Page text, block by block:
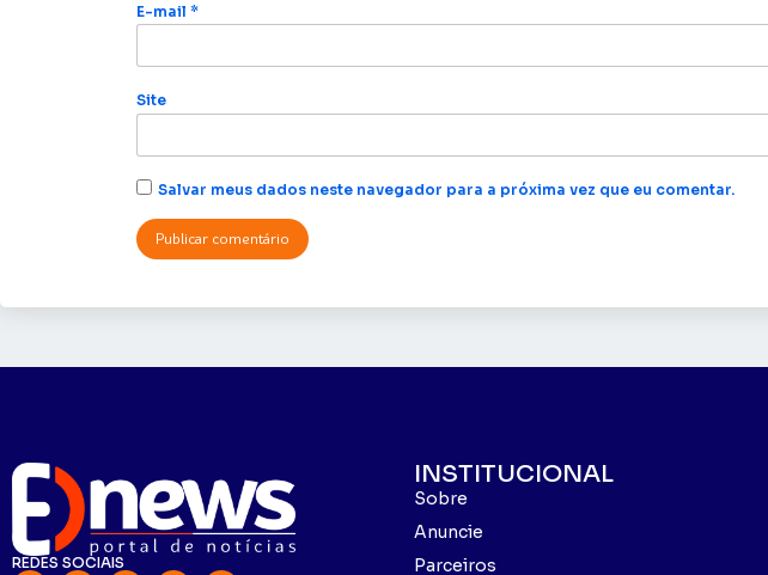
E-mail*
Site
Salvar meus dados neste navegador para a próxima vez que eu comentar.
REDES SOCIAIS
INSTITUCIONAL
Sobre
Anuncie
Parceiros